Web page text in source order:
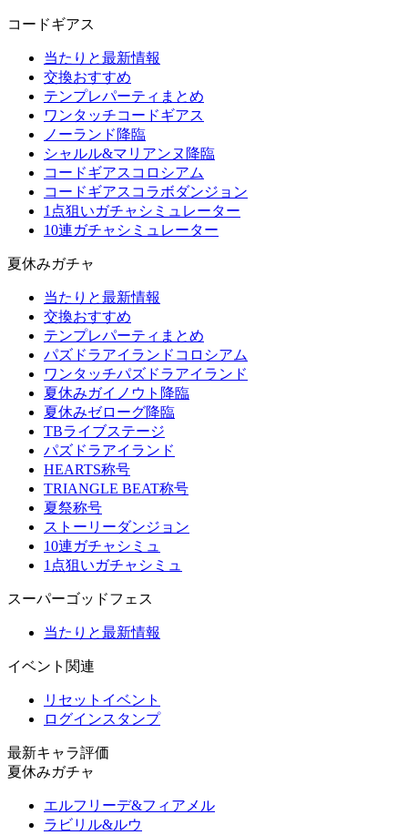
コードギアス
当たりと最新情報
交換おすすめ
テンプレパーティまとめ
ワンタッチコードギアス
ノーランド降臨
シャルル&マリアンヌ降臨
コードギアスコロシアム
コードギアスコラボダンジョン
1点狙いガチャシミュレーター
10連ガチャシミュレーター
夏休みガチャ
当たりと最新情報
交換おすすめ
テンプレパーティまとめ
パズドラアイランドコロシアム
ワンタッチパズドラアイランド
夏休みガイノウト降臨
夏休みゼローグ降臨
TBライブステージ
パズドラアイランド
HEARTS称号
TRIANGLE BEAT称号
夏祭称号
ストーリーダンジョン
10連ガチャシミュ
1点狙いガチャシミュ
スーパーゴッドフェス
当たりと最新情報
イベント関連
リセットイベント
ログインスタンプ
最新キャラ評価
夏休みガチャ
エルフリーデ&フィアメル
ラビリル&ルウ